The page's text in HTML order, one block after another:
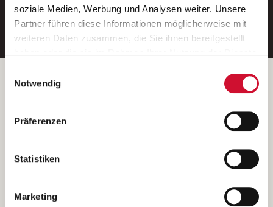
soziale Medien, Werbung und Analysen weiter. Unsere
Partner führen diese Informationen möglicherweise mit
weiteren Daten zusammen, die Sie ihnen bereitgestellt
Wenn Sie auf „Cookies zulassen“ klicken, so stimmen
Sie der Speicherung sämtlicher Cookies zu. Sie können
Ihre Einwilligung selbstverständlich jederzeit widerrufen,
indem Sie die Cookie-Einstellungen aufrufen und diese
unsererDatenschutzerklärung
Notwendig
Präferenzen
Statistiken
Marketing
E-Mail-Adresse eintragen
Betreiber der Webseite
Kantstraße 45a
(Ein Tochterunternehmen des AWO Bezirksverbandes Unterfranken
e.V.)